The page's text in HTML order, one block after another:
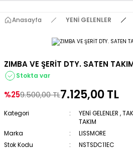
Anasayfa YENİ GELENLER
ZIMBA VE ŞERİT DTY. SATEN
Stokta var
%259.500,00 TL7.125,00 TL
Kategori YENİ GELENLER ,
TAKIM
Marka
LISSMORE
Stok Kodu
NSTSDC11EC